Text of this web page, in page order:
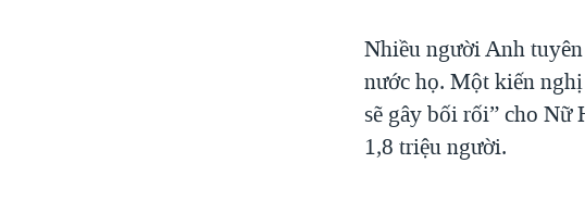
Nhiều người Anh
nước họ. Một kiến
sẽ gây bối rối” cho Nữ
1,8 triệu người.